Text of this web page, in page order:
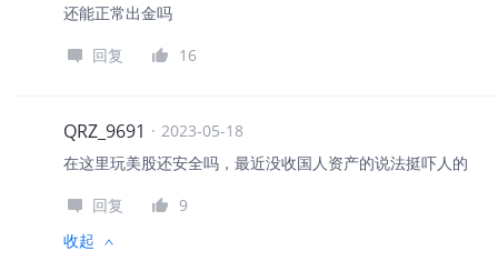
还能正常出金吗
回复
16
QRZ_9691 · 2023-05-18
在这里玩美股还安全吗，最近没收国人资产的说法挺吓人的
回复
9
收起